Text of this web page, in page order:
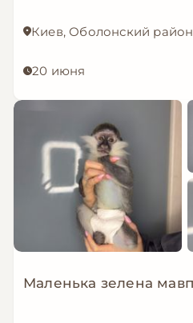
Киев, Оболонский район
20 июня